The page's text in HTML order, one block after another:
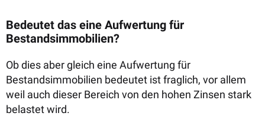
Bedeutet das eine Aufwertung für
Bestandsimmobilien?
Ob dies aber gleich eine Aufwertung für
Bestandsimmobilien bedeutet ist fraglich, vor allem
weil auch dieser Bereich von den hohen Zinsen stark
belastet wird.